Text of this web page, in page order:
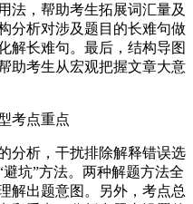
法，帮助考生拓展词汇量及
分析对涉及题目的长难句做
解长难句。最后，结构导图
助考生从宏观把握文章大意
考点重点
分析，干扰排除解释错误选
坑”方法。两种解题方法全
解出题意图。另外，考点总